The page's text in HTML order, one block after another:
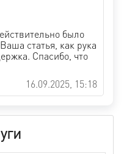
было
статья, как рука
Спасибо, что
16.09.2025, 15:18